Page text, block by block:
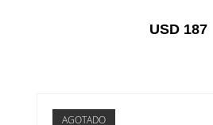
USD187
AGOTADO